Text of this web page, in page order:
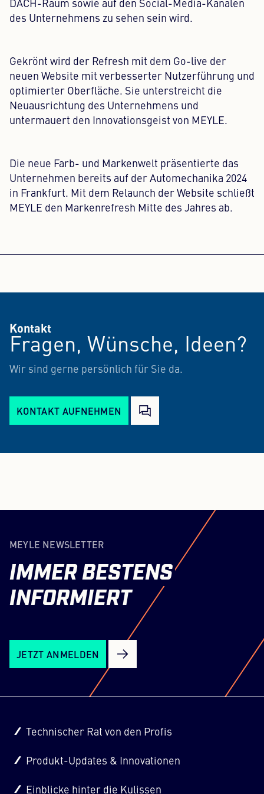
DACH-Raum sowie auf den Social-Media-Kanälen
des Unternehmens zu sehen sein wird.
Gekrönt wird der Refresh mit dem Go-live der
neuen Website mit verbesserter Nutzerführung und
optimierter Oberfläche. Sie unterstreicht die
Neuausrichtung des Unternehmens und
untermauert den Innovationsgeist von MEYLE.
Die neue Farb- und Markenwelt präsentierte das
Unternehmen bereits auf der Automechanika 2024
in Frankfurt. Mit dem Relaunch der Website schließt
MEYLE den Markenrefresh Mitte des Jahres ab.
Kontakt
Fragen, Wünsche, Ideen?
Wir sind gerne persönlich für Sie da.
KONTAKT AUFNEHMEN
MEYLE NEWSLETTER
IMMER BESTENS
INFORMIERT
JETZT ANMELDEN
Technischer Rat von den Profis
Produkt-Updates & Innovationen
Einblicke hinter die Kulissen